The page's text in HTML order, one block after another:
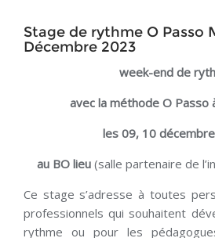
Stage de rythme O Passo
Décembre 2023
week-end de
avec la méthodeO Passo
les 09, 10
au BO lieu (salle partenaire de
Ce stage s’adresse à toutes
professionnels qui souhaitent
rythme ou pour les